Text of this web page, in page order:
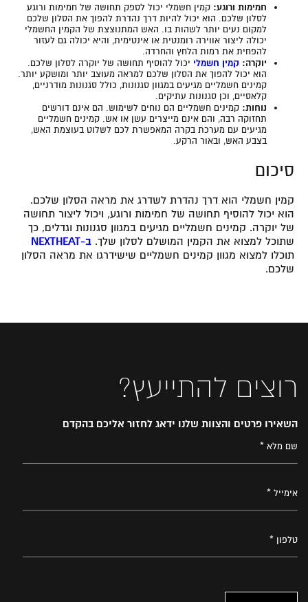
חמימות ורוגע: קמין חשמלי יכול לספק תחושה של חמימות ורוגע
לסלון שלכם. הוא יכול להיות דרך נהדרת להפוך את הסלון שלכם
למקום נעים יותר לשהות בו. האש המתנוצצת של הקמין החשמלי
יכולה ליצור אווירה רומנטית או אינטימית, והיא יכולה גם לעזור
להפחית את רמות הלחץ והחרדה.
יוקרה: קמין חשמלי יכול להוסיף תחושה של יוקרה לסלון שלכם.
הוא יכול להפוך את הסלון שלכם למראה מעוצב יותר ומושקע יותר.
קמינים חשמליים מגיעים במגוון סגנונות, כולל סגנונות מודרניים,
קלאסיים, וכן סגנונות עתיקים.
נוחות: קמינים חשמליים הם נוחים לשימוש. הם אינם דורשים
תחזוקה רבה, והם אינם מייצרים עשן או אש. קמינים חשמליים
מגיעים עם מערכת בקרה המאפשרת לכם לשלוט בעוצמת האש,
בצבע האש, ובאור הרקע.
סיכום
קמין חשמלי הוא דרך נהדרת לשדרג את מראה הסלון שלכם.
הוא יכול להוסיף תחושה של חמימות ורוגע, ויכול ליצור תחושה
של יוקרה. קמינים חשמליים מגיעים במגוון סגנונות וגדלים, כך
שתוכל למצוא את הקמין המושלם לסלון שלך. ב-NEXTHEAT
תוכלו למצוא מגוון קמינים חשמליים שישידרגו את מראה הסלון
שלכם.
רוצים להתייעץ?
השאירו פרטים והצוות שלנו ידאג לחזור אליכם בהקדם